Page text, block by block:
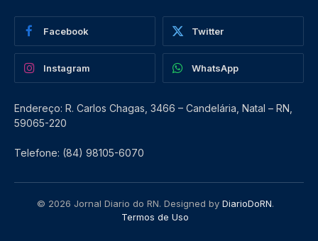
Facebook Twitter
Instagram WhatsApp
Endereço: R. Carlos Chagas, 3466 – Candelária, Natal – RN,
59065-220
Telefone: (84) 98105-6070
© 2026 Jornal Diario do RN. Designed by DiarioDoRN.
Termos de Uso